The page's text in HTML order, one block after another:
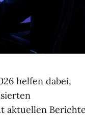
helfen dabei,
aktuellen